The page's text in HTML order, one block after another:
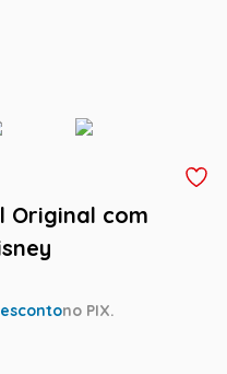
Original com
no PIX.